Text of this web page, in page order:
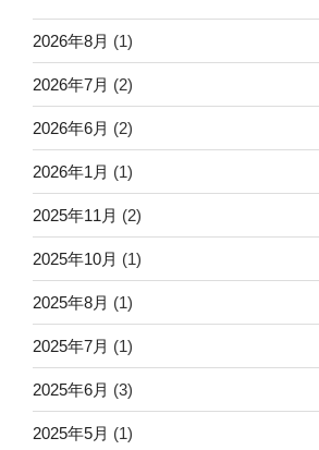
2026年8月 (1)
2026年7月 (2)
2026年6月 (2)
2026年1月 (1)
2025年11月 (2)
2025年10月 (1)
2025年8月 (1)
2025年7月 (1)
2025年6月 (3)
2025年5月 (1)